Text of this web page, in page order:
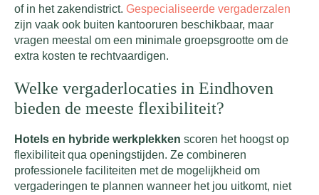
of in het zakendistrict. Gespecialiseerde vergaderzalen
zijn vaak ook buiten kantooruren beschikbaar, maar
vragen meestal om een minimale groepsgrootte om de
extra kosten te rechtvaardigen.
Welke vergaderlocaties in Eindhoven
bieden de meeste flexibiliteit?
Hotels en hybride werkplekken scoren het hoogst op
flexibiliteit qua openingstijden. Ze combineren
professionele faciliteiten met de mogelijkheid om
vergaderingen te plannen wanneer het jou uitkomt, niet